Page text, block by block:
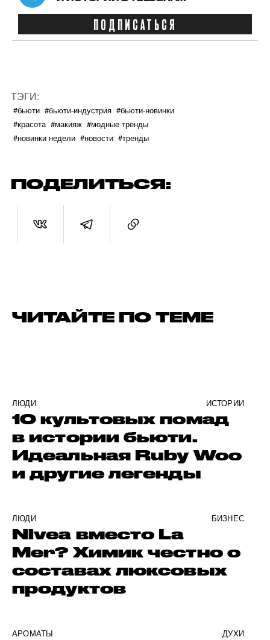
ПОДПИСАТЬСЯ
ТЭГИ:
#бьюти #бьюти-индустрия #бьюти-новинки
#красота #макияж #модные тренды
#новинки недели #новости #тренды
ПОДЕЛИТЬСЯ:
ЧИТАЙТЕ ПО ТЕМЕ
ЛЮДИ ИСТОРИИ
10 культовых помад
в истории бьюти.
Идеальная Ruby Woo
и другие легенды
ЛЮДИ БИЗНЕС
Nivea вместо La
Mer? Химик честно о
составах люксовых
продуктов
АРОМАТЫ ДУХИ